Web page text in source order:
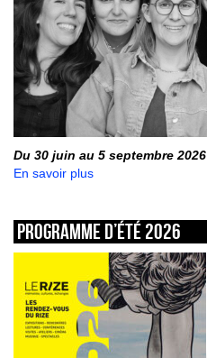
Du 30 juin au 5 septembre 2026
En savoir plus
Programme d’été 2026